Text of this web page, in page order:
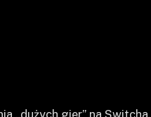
„dużych gier” na Switcha.